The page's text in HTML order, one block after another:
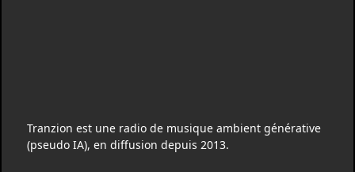
Tranzion est une radio de musique ambient générative
(pseudo IA), en diffusion depuis 2013.